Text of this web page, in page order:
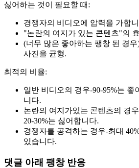
싫어하는 것이 필요할 때:
경쟁자의 비디오에 압력을 가합
"논란의 여지가 있는 콘텐츠"의
(너무 많은 좋아하는 팽창 된 경
사진을 균형.
최적의 비율:
일반 비디오의 경우-90-95%는 좋
니다.
논란의 여지가있는 콘텐츠의 경
20-30%는 싫어합니다.
경쟁자를 공격하는 경우-최대
있습니다.
댓글 아래 팽창 반응